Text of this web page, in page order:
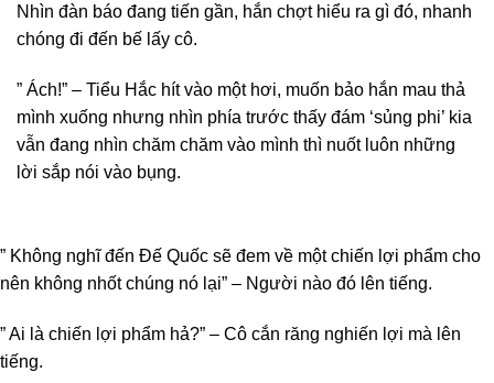
Nhìn đàn báo đang tiến gần, hắn chợt hiểu ra gì đó, nhanh
chóng đi đến bế lấy cô.
” Ách!” – Tiểu Hắc hít vào một hơi, muốn bảo hắn mau thả
mình xuống nhưng nhìn phía trước thấy đám ‘sủng phi’ kia
vẫn đang nhìn chăm chăm vào mình thì nuốt luôn những
lời sắp nói vào bụng.
” Không nghĩ đến Đế Quốc sẽ đem về một chiến lợi phẩm cho
nên không nhốt chúng nó lại” – Người nào đó lên tiếng.
” Ai là chiến lợi phẩm hả?” – Cô cắn răng nghiến lợi mà lên
tiếng.